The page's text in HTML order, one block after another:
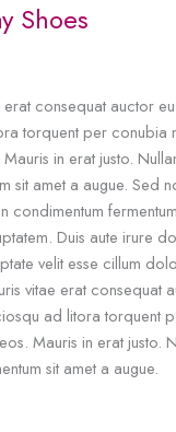
Shoes
consequat auctor
torquent per conubia
in erat justo.
sit amet a augue. Sed
condimentum
Duis aute irure
velit esse cillum
vitae erat consequat
ad litora torquent
Mauris in erat justo.
sit amet a augue.